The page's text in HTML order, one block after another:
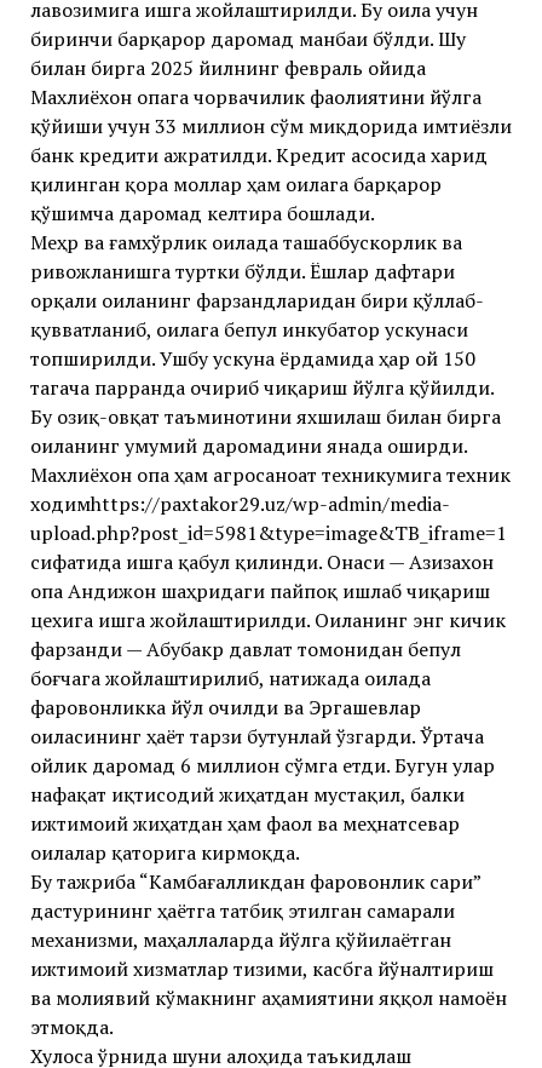
лавозимига ишга жойлаштирилди. Бу оила учун
биринчи барқарор даромад манбаи бўлди. Шу
билан бирга 2025 йилнинг февраль ойида
Махлиёхон опага чорвачилик фаолиятини йўлга
қўйиши учун 33 миллион сўм миқдорида имтиёзли
банк кредити ажратилди. Кредит асосида харид
қилинган қора моллар ҳам оилага барқарор
қўшимча даромад келтира бошлади.
Меҳр ва ғамхўрлик оилада ташаббускорлик ва
ривожланишга туртки бўлди. Ёшлар дафтари
орқали оиланинг фарзандларидан бири қўллаб-
қувватланиб, оилага бепул инкубатор ускунаси
топширилди. Ушбу ускуна ёрдамида ҳар ой 150
тагача парранда очириб чиқариш йўлга қўйилди.
Бу озиқ-овқат таъминотини яхшилаш билан бирга
оиланинг умумий даромадини янада оширди.
Махлиёхон опа ҳам агросаноат техникумига техник
ходимhttps://paxtakor29.uz/wp-admin/media-
upload.php?post_id=5981&type=image&TB_iframe=1
сифатида ишга қабул қилинди. Онаси — Азизахон
опа Андижон шаҳридаги пайпоқ ишлаб чиқариш
цехига ишга жойлаштирилди. Оиланинг энг кичик
фарзанди — Абубакр давлат томонидан бепул
боғчага жойлаштирилиб, натижада оилада
фаровонликка йўл очилди ва Эргашевлар
оиласининг ҳаёт тарзи бутунлай ўзгарди. Ўртача
ойлик даромад 6 миллион сўмга етди. Бугун улар
нафақат иқтисодий жиҳатдан мустақил, балки
ижтимоий жиҳатдан ҳам фаол ва меҳнатсевар
оилалар қаторига кирмоқда.
Бу тажриба “Камбағалликдан фаровонлик сари”
дастурининг ҳаётга татбиқ этилган самарали
механизми, маҳаллаларда йўлга қўйилаётган
ижтимоий хизматлар тизими, касбга йўналтириш
ва молиявий кўмакнинг аҳамиятини яққол намоён
этмоқда.
Хулоса ўрнида шуни алоҳида таъкидлаш